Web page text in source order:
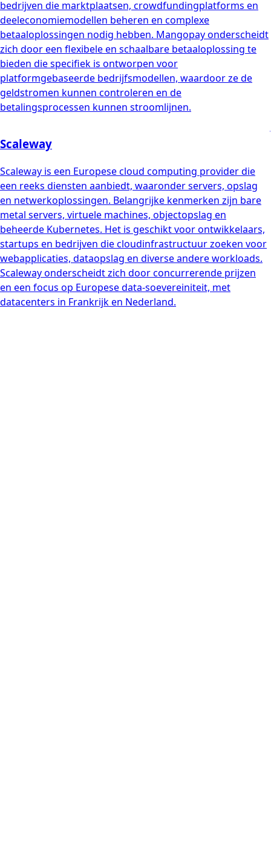
bedrijven die marktplaatsen, crowdfundingplatforms en
deeleconomiemodellen beheren en complexe
betaaloplossingen nodig hebben. Mangopay onderscheidt
zich door een flexibele en schaalbare betaaloplossing te
bieden die specifiek is ontworpen voor
platformgebaseerde bedrijfsmodellen, waardoor ze de
geldstromen kunnen controleren en de
betalingsprocessen kunnen stroomlijnen.
Scaleway
Scaleway is een Europese cloud computing provider die
een reeks diensten aanbiedt, waaronder servers, opslag
en netwerkoplossingen. Belangrijke kenmerken zijn bare
metal servers, virtuele machines, objectopslag en
beheerde Kubernetes. Het is geschikt voor ontwikkelaars,
startups en bedrijven die cloudinfrastructuur zoeken voor
webapplicaties, dataopslag en diverse andere workloads.
Scaleway onderscheidt zich door concurrerende prijzen
en een focus op Europese data-soevereiniteit, met
datacenters in Frankrijk en Nederland.